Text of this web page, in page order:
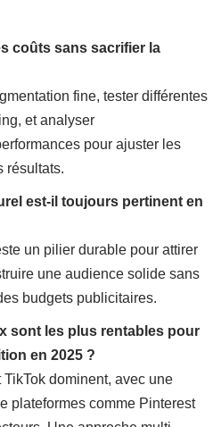
coûts sans sacrifier la
fine, tester différentes
et analyser
pour ajuster les
résultats.
est-il toujours pertinent en
un pilier durable pour attirer
une audience solide sans
budgets publicitaires.
sont les plus rentables pour
en 2025 ?
dominent, avec une
plateformes comme Pinterest